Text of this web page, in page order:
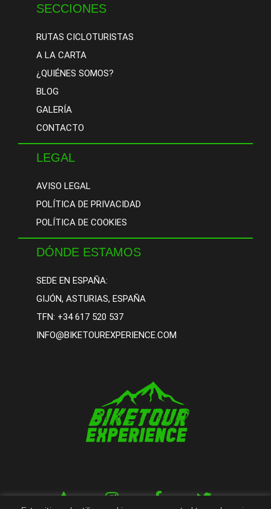
SECCIONES
RUTAS CICLOTURISTAS
A LA CARTA
¿QUIÉNES SOMOS?
BLOG
GALERÍA
CONTACTO
LEGAL
AVISO LEGAL
POLÍTICA DE PRIVACIDAD
POLÍTICA DE COOKIES
DÓNDE ESTAMOS
SEDE EN ESPAÑA:
GIJÓN, ASTURIAS, ESPAÑA
TFN: +34 617 520 537
INFO@BIKETOUREXPERIENCE.COM